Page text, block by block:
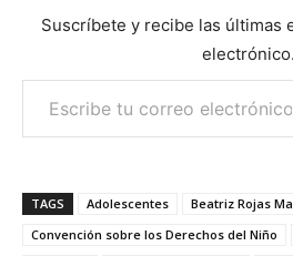
Suscríbete y recibe las últimas
electrónico.
Escribe tu correo electrónico…
TAGS Adolescentes Beatriz Rojas
Convención sobre los Derechos del Niño